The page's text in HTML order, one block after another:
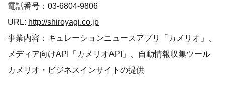
電話番号：03-6804-9806
URL: http://shiroyagi.co.jp
事業内容：キュレーションニュースアプリ「カメリオ」、
メディア向けAPI「カメリオAPI」、自動情報収集ツール
カメリオ・ビジネスインサイトの提供